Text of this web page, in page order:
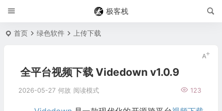
极客栈
首页 绿色软件 上传下载
全平台视频下载 Videdown v1.0.9
2026-05-27 何故 123
阅读模式